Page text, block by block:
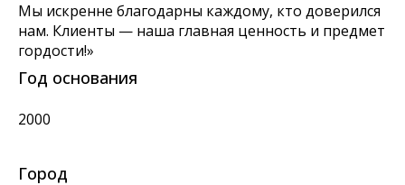
Мы искренне благодарны каждому, кто доверился
нам. Клиенты — наша главная ценность и предмет
гордости!»
Год основания
2000
Город